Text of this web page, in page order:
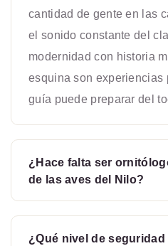
cantidad de gente en las
el sonido constante del
modernidad con historia
esquina son experiencias
guía puede preparar del
¿Hace falta ser
de las aves del Nilo?
¿Qué nivel de